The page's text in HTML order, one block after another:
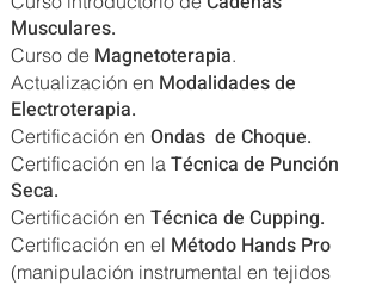
Musculares.
Curso de Magnetoterapia.
Actualización en Modalidades de
Electroterapia.
Certificación en Ondas de Choque.
Certificación en la Técnica de Punción
Seca.
Certificación en Técnica de Cupping.
Certificación en el Método Hands Pro
(manipulación instrumental en tejidos